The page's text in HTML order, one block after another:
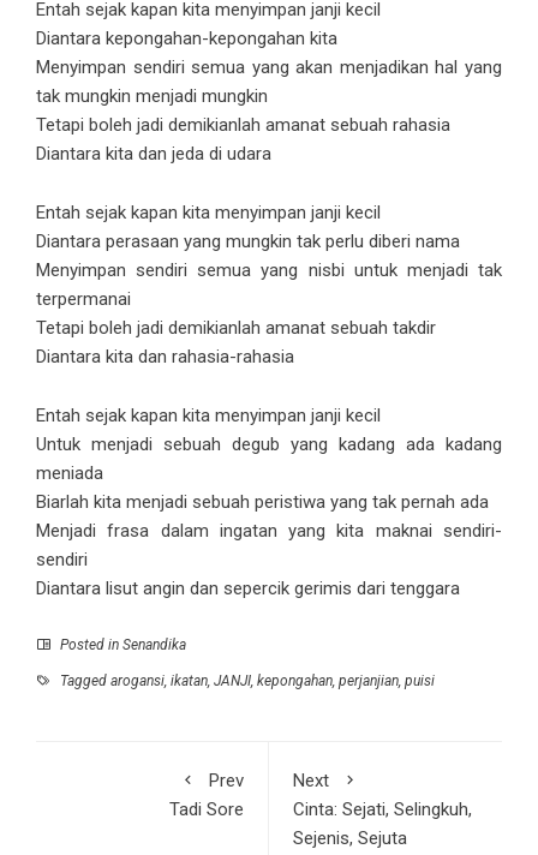
Entah sejak kapan kita menyimpan janji kecil
Diantara kepongahan-kepongahan kita
Menyimpan sendiri semua yang akan menjadikan hal yang
tak mungkin menjadi mungkin
Tetapi boleh jadi demikianlah amanat sebuah rahasia
Diantara kita dan jeda di udara
Entah sejak kapan kita menyimpan janji kecil
Diantara perasaan yang mungkin tak perlu diberi nama
Menyimpan sendiri semua yang nisbi untuk menjadi tak
terpermanai
Tetapi boleh jadi demikianlah amanat sebuah takdir
Diantara kita dan rahasia-rahasia
Entah sejak kapan kita menyimpan janji kecil
Untuk menjadi sebuah degub yang kadang ada kadang
meniada
Biarlah kita menjadi sebuah peristiwa yang tak pernah ada
Menjadi frasa dalam ingatan yang kita maknai sendiri-
sendiri
Diantara lisut angin dan sepercik gerimis dari tenggara
Posted in Senandika
Tagged arogansi, ikatan, JANJI, kepongahan, perjanjian, puisi
Prev
Tadi Sore
Next
Cinta: Sejati, Selingkuh,
Sejenis, Sejuta